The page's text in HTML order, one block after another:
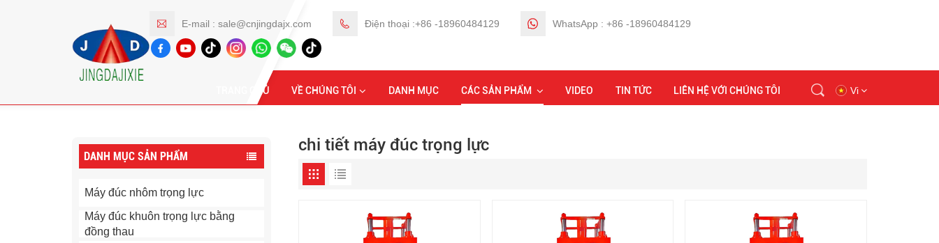
E-mail : sale@cnjingdajx.com Điện thoại :+86 -18960484129 WhatsApp : +86 -18960484129
TRANG CHỦ VỀ CHÚNG TÔI DANH MỤC CÁC SẢN PHẨM VIDEO TIN TỨC LIÊN HỆ VỚI CHÚNG TÔI Vi
ru
Các Sản Phẩm Trang chủ chi tiết máy đúc trọng lực
DANH MỤC SẢN PHẨM
Máy đúc nhôm trọng lực
Máy đúc khuôn trọng lực bằng
đồng thau
chi tiết máy đúc trọng lực